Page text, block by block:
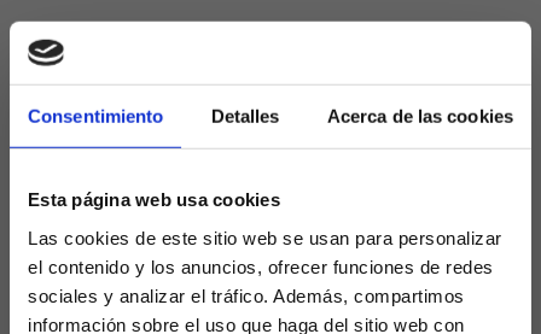
Consentimiento Detalles Acerca de las cookies
Esta página web usa cookies
Las cookies de este sitio web se usan para personalizar
el contenido y los anuncios, ofrecer funciones de redes
sociales y analizar el tráfico. Además, compartimos
información sobre el uso que haga del sitio web con
El Gatefe CF anunció este pasado lunes el
El acuerdo estaba cerrado desde hace días
enero.
El futbolista regresa a LaLiga, tras haber debutado
con el FC Barcelona y tras retornar en una primera
etapa procedente del Leipzig al Valencia el curso
pasado.